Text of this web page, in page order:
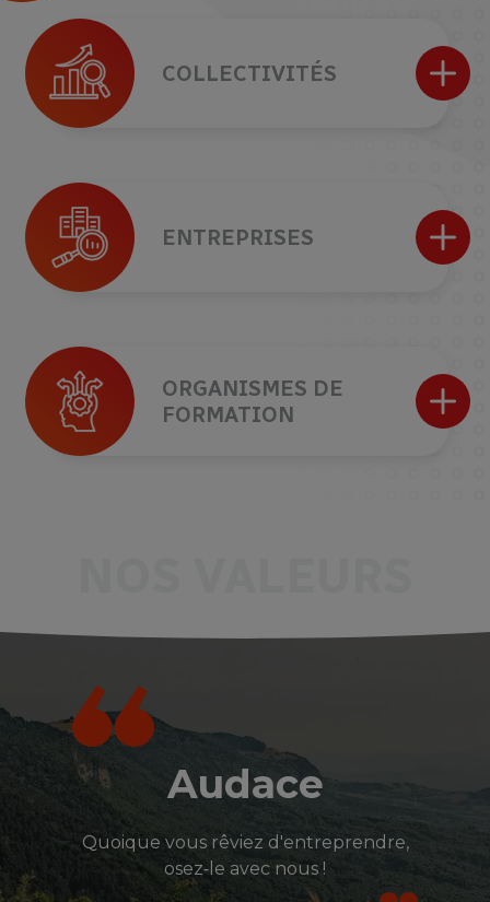
COLLECTIVITÉS
ENTREPRISES
ORGANISMES DE
FORMATION
Audace
Quoique vous rêviez d'entreprendre,
osez‑le avec nous !